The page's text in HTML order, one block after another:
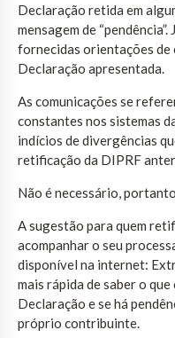
Declaração retida em
mensagem de
fornecidas orientações de
Declaração apresentada.
As comunicações se
constantes nos sistemas
indícios de divergências
retificação da DIPRF
Não é necessário,
A sugestão para quem
acompanhar o seu
disponível na internet:
mais rápida de saber o
Declaração e se há
próprio contribuinte.